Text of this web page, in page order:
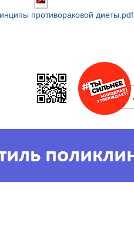
противораковой диеты.pdf